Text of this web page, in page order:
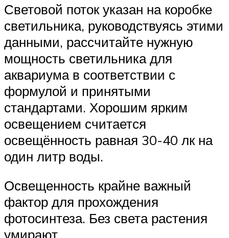
Световой поток указан на коробке
светильника, руководствуясь этими
данными, рассчитайте нужную
мощность светильника для
аквариума в соответствии с
формулой и принятыми
стандартами. Хорошим ярким
освещением считается
освещённость равная 30-40 лк на
один литр воды.
Освещенность крайне важный
фактор для прохождения
фотосинтеза. Без света растения
умирают.